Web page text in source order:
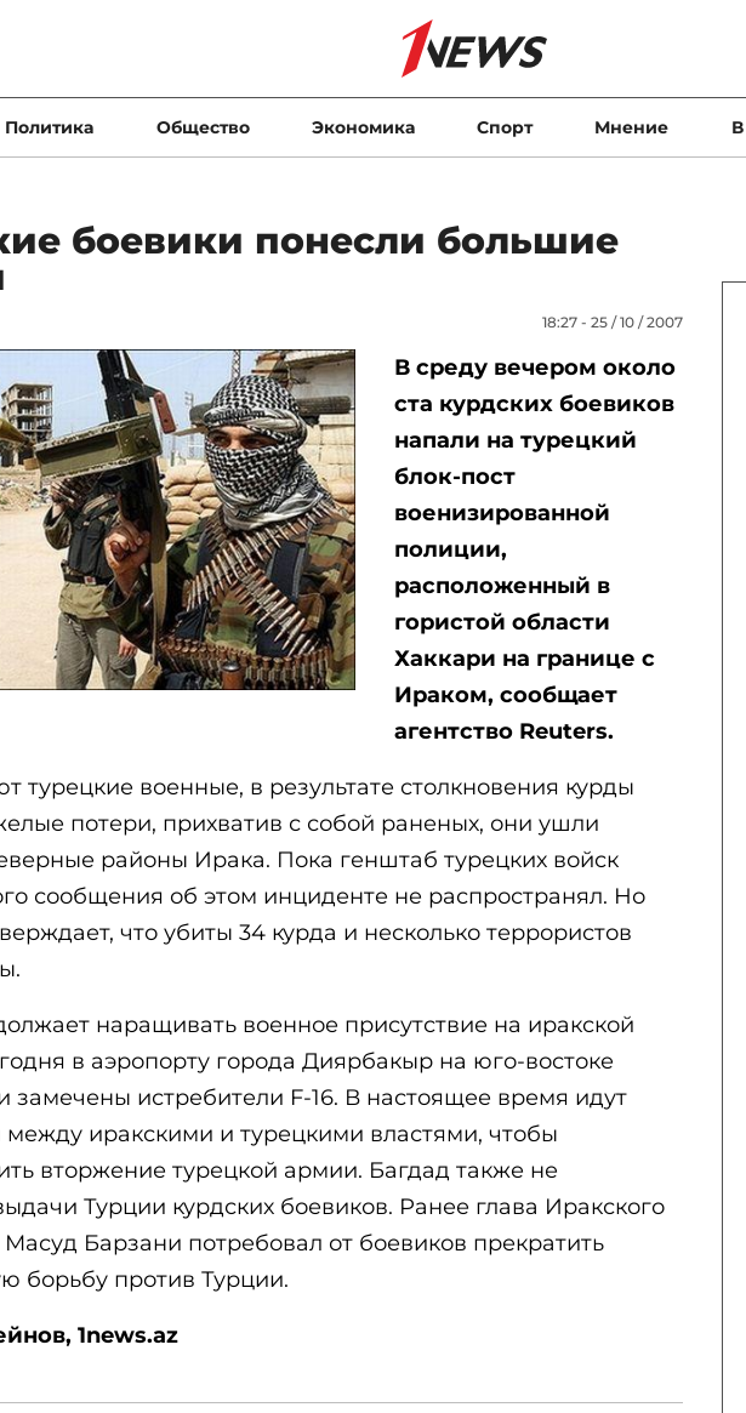
Политика Общество Экономика Спорт Мнение
боевики понесли большие
18:27 - 25 / 10 / 2007
В среду вечером около
ста курдских боевиков
напали на турецкий
блок-пост
военизированной
полиции,
расположенный в
гористой области
Хаккари на границе с
Ираком, сообщает
агентство Reuters.
турецкие военные, в результате столкновения курды
потери, прихватив с собой раненых, они ушли
районы Ирака. Пока генштаб турецких войск
сообщения об этом инциденте не распространял. Но
что убиты 34 курда и несколько террористов
наращивать военное присутствие на иракской
в аэропорту города Диярбакыр на юго-востоке
замечены истребители F-16. В настоящее время идут
между иракскими и турецкими властями, чтобы
вторжение турецкой армии. Багдад также не
Турции курдских боевиков. Ранее глава Иракского
Барзани потребовал от боевиков прекратить
борьбу против Турции.
1news.az